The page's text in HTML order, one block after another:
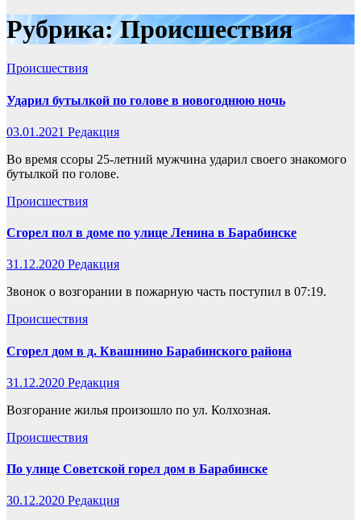
Рубрика:Происшествия
Происшествия
Ударил бутылкой по голове в новогоднюю ночь
03.01.2021 Редакция
Во время ссоры 25-летний мужчина ударил своего знакомого
бутылкой по голове.
Происшествия
Сгорел пол в доме по улице Ленина в Барабинске
31.12.2020 Редакция
Звонок о возгорании в пожарную часть поступил в 07:19.
Происшествия
Сгорел дом в д. Квашнино Барабинского района
31.12.2020 Редакция
Возгорание жилья произошло по ул. Колхозная.
Происшествия
По улице Советской горел дом в Барабинске
30.12.2020 Редакция